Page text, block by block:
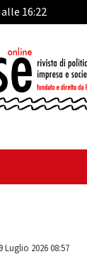
16:22
Luglio 2026 08:57